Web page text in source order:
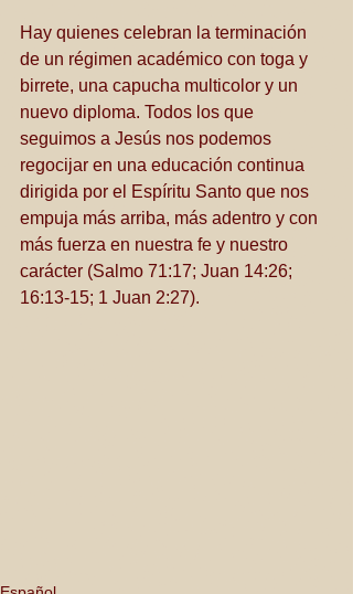
Hay quienes celebran la terminación
de un régimen académico con toga y
birrete, una capucha multicolor y un
nuevo diploma. Todos los que
seguimos a Jesús nos podemos
regocijar en una educación continua
dirigida por el Espíritu Santo que nos
empuja más arriba, más adentro y con
más fuerza en nuestra fe y nuestro
carácter (Salmo 71:17; Juan 14:26;
16:13-15; 1 Juan 2:27).